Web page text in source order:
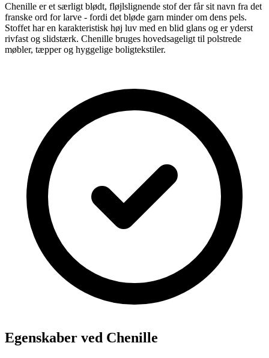
Chenille er et særligt blødt, fløjlslignende stof der får sit navn fra det
franske ord for larve - fordi det bløde garn minder om dens pels.
Stoffet har en karakteristisk høj luv med en blid glans og er yderst
rivfast og slidstærk. Chenille bruges hovedsageligt til polstrede
møbler, tæpper og hyggelige boligtekstiler.
Egenskaber ved Chenille